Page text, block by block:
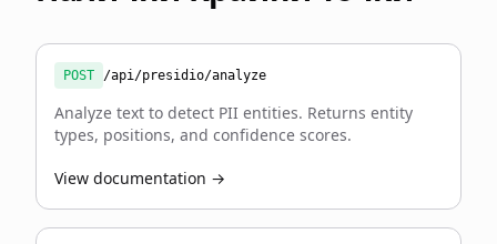
POST /api/presidio/analyze
Analyze text to detect PII entities. Returns entity
types, positions, and confidence scores.
View documentation →